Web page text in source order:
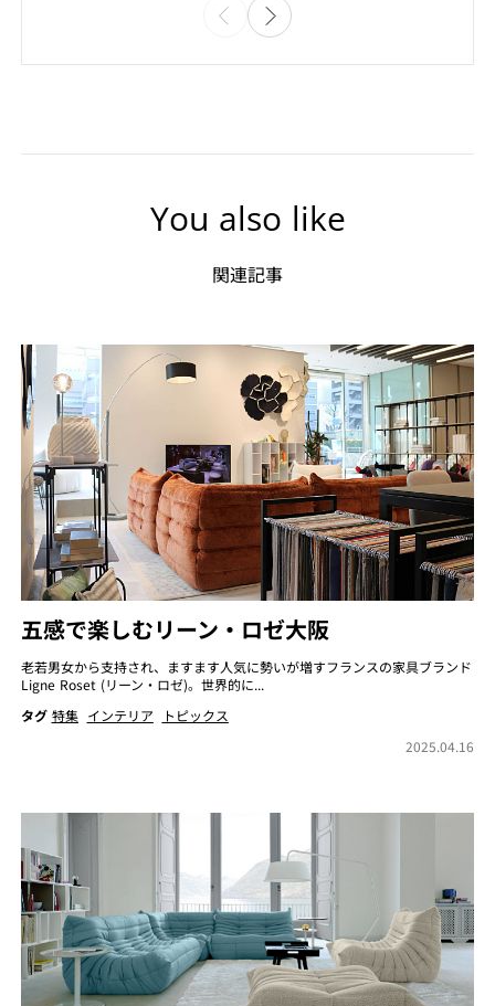
You also like
関連記事
五感で楽しむリーン・ロゼ大阪
老若男女から支持され、ますます人気に勢いが増すフランスの家具ブランド
Ligne Roset (リーン・ロゼ)。世界的に...
タグ 特集 インテリア
トピックス
2025.04.16